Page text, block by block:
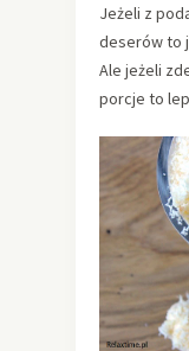
Jeżeli z
deserów to
Ale jeżeli
porcje to